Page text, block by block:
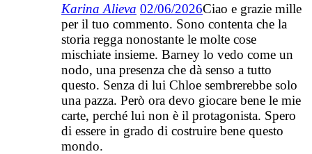
Karina Alieva 02/06/2026Ciao e grazie mille
per il tuo commento. Sono contenta che la
storia regga nonostante le molte cose
mischiate insieme. Barney lo vedo come un
nodo, una presenza che dà senso a tutto
questo. Senza di lui Chloe sembrerebbe solo
una pazza. Però ora devo giocare bene le mie
carte, perché lui non è il protagonista. Spero
di essere in grado di costruire bene questo
mondo.